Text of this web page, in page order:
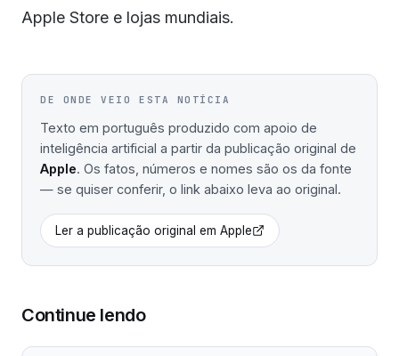
Apple Store e lojas mundiais.
DE ONDE VEIO ESTA NOTÍCIA
Texto em português produzido com apoio de
inteligência artificial a partir da publicação original de
Apple. Os fatos, números e nomes são os da fonte
— se quiser conferir, o link abaixo leva ao original.
Ler a publicação original em Apple
Continue lendo